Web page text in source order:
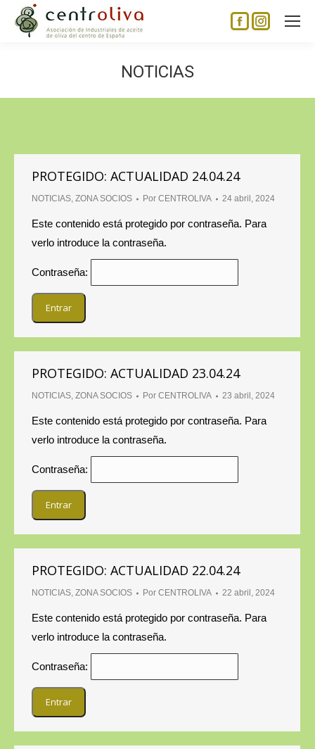
Facebook
Instagram
NOTICIAS
PROTEGIDO: ACTUALIDAD 24.04.24
NOTICIAS, ZONA SOCIOS Por CENTROLIVA 24 abril, 2024
Este contenido está protegido por contraseña. Para
verlo introduce la contraseña.
Contraseña:
PROTEGIDO: ACTUALIDAD 23.04.24
NOTICIAS, ZONA SOCIOS Por CENTROLIVA 23 abril, 2024
Este contenido está protegido por contraseña. Para
verlo introduce la contraseña.
Contraseña:
PROTEGIDO: ACTUALIDAD 22.04.24
NOTICIAS, ZONA SOCIOS Por CENTROLIVA 22 abril, 2024
Este contenido está protegido por contraseña. Para
verlo introduce la contraseña.
Contraseña: